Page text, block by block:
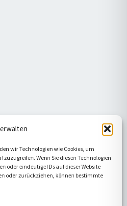
wir Technologien wie Cookies, um
Wenn Sie diesen Technologien
oder eindeutige IDs auf dieser Website
oder zurückziehen, können bestimmte